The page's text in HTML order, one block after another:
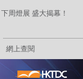
下周燈展 盛大揭幕！
網上查閱